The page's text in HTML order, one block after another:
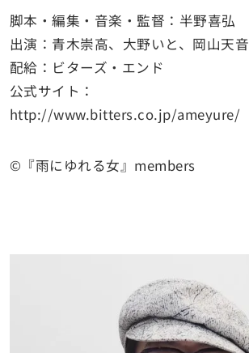
脚本・編集・音楽・監督：半野喜弘
出演：青木崇高、大野いと、岡山天音
配給：ビターズ・エンド
公式サイト：
http://www.bitters.co.jp/ameyure/
©『雨にゆれる女』members